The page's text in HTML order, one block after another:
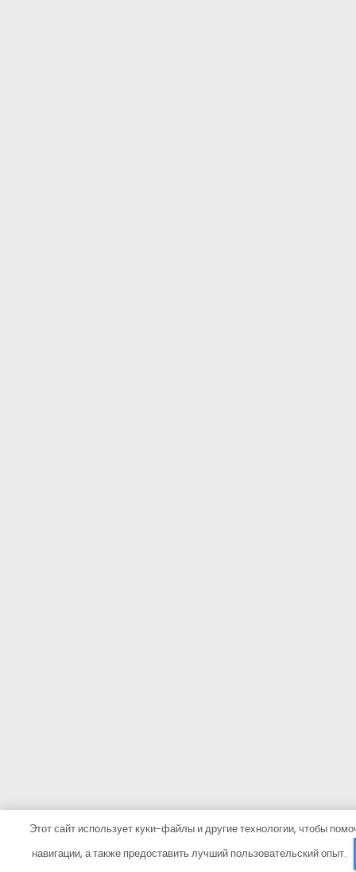
Этот сайт использует куки-файлы и другие технологии, чтобы
навигации, а также предоставить лучший пользовательский опыт.